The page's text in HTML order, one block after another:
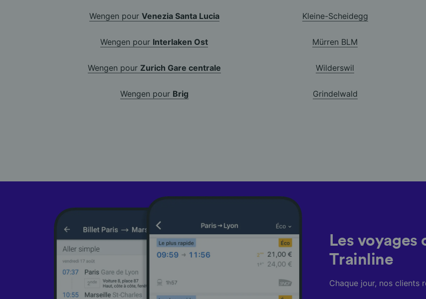
Wengen pour Venezia Santa Lucia
Wengen pour Interlaken Ost
Wengen pour Zurich Gare centrale
Wengen pour Brig
Kleine-Scheidegg
Mürren BLM
Wilderswil
Grindelwald
Les
Trainline
Chaque jour, nos clients